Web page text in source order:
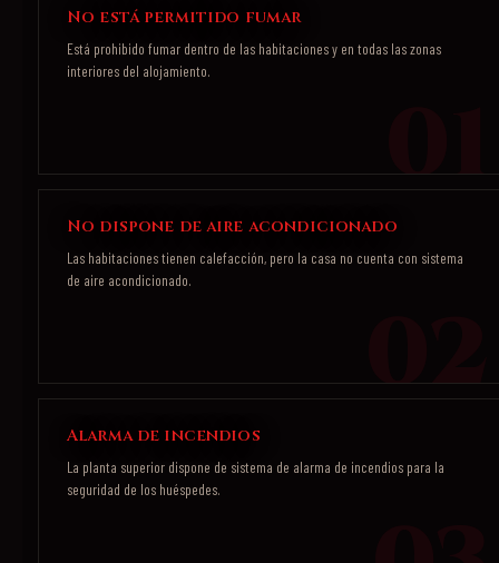
No está permitido fumar
Está prohibido fumar dentro de las habitaciones y en todas las zonas
interiores del alojamiento.
No dispone de aire acondicionado
Las habitaciones tienen calefacción, pero la casa no cuenta con sistema
de aire acondicionado.
Alarma de incendios
La planta superior dispone de sistema de alarma de incendios para la
seguridad de los huéspedes.